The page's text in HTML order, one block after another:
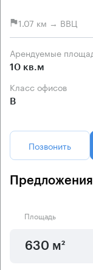
1.07 км → ВВЦ
Арендуемые
10 кв.м
Класс офисов
B
Позвонить
Площадь
630 м²